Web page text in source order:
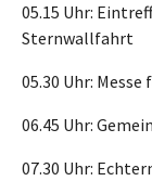
05.15 Uhr:
Sternwallfahrt
05.30 Uhr:
06.45 Uhr:
07.30 Uhr: